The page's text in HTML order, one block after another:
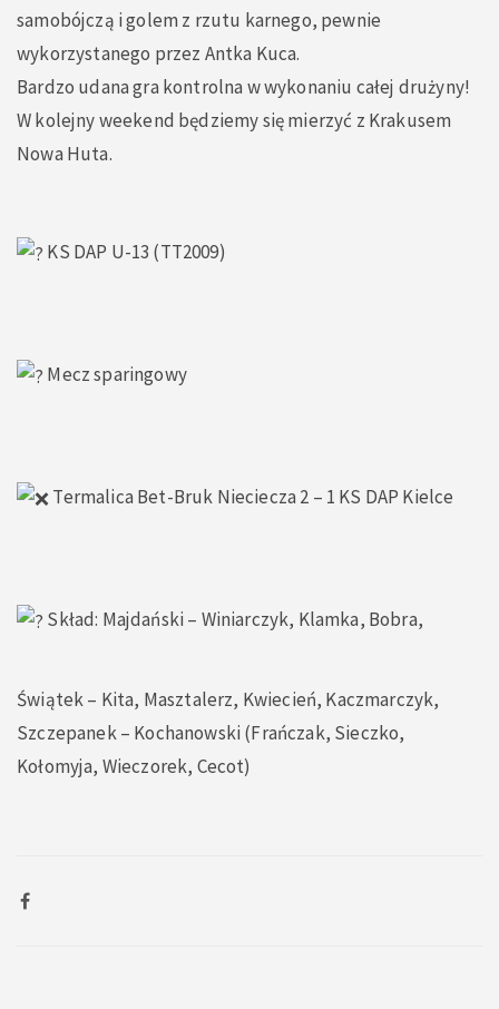
samobójczą i golem z rzutu karnego, pewnie
wykorzystanego przez Antka Kuca.
Bardzo udana gra kontrolna w wykonaniu całej drużyny!
W kolejny weekend będziemy się mierzyć z Krakusem
Nowa Huta.
KS DAP U-13 (TT2009)
Mecz sparingowy
Termalica Bet-Bruk Nieciecza 2 – 1 KS DAP Kielce
Skład: Majdański – Winiarczyk, Klamka, Bobra,
Świątek – Kita, Masztalerz, Kwiecień, Kaczmarczyk,
Szczepanek – Kochanowski (Frańczak, Sieczko,
Kołomyja, Wieczorek, Cecot)